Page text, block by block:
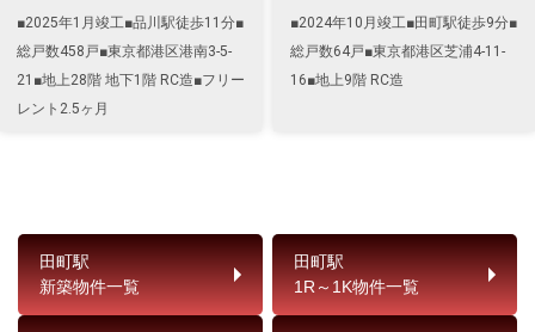
■2025年1月竣工■品川駅徒歩11分■
総戸数458戸■東京都港区港南3-5-
21■地上28階 地下1階 RC造■フリー
レント2.5ヶ月
■2024年10月竣工■田町駅徒歩9分■
総戸数64戸■東京都港区芝浦4-11-
16■地上9階 RC造
田町駅
新築物件一覧
田町駅
1R～1K物件一覧